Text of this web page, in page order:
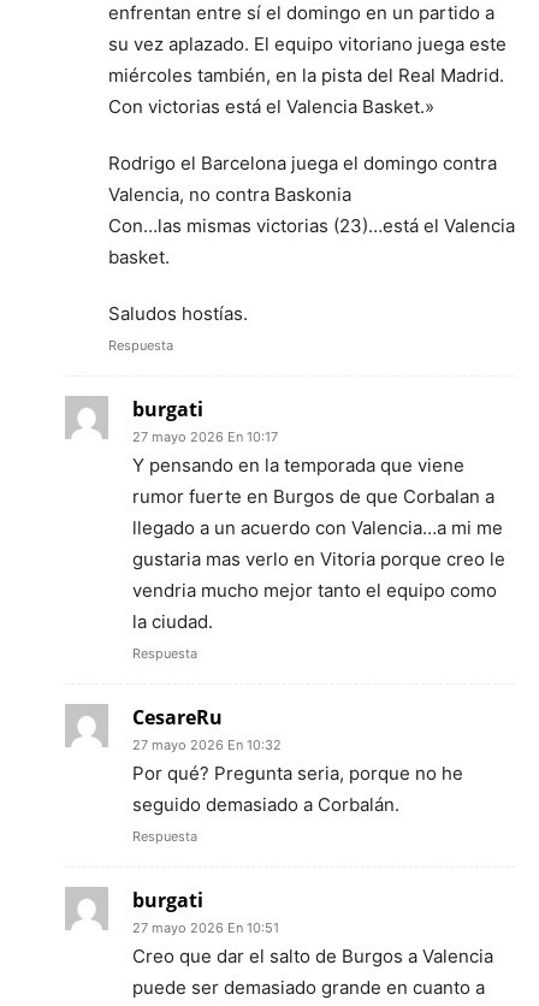
enfrentan entre sí el domingo en un partido a
su vez aplazado. El equipo vitoriano juega este
miércoles también, en la pista del Real Madrid.
Con victorias está el Valencia Basket.»
Rodrigo el Barcelona juega el domingo contra
Valencia, no contra Baskonia
Con…las mismas victorias (23)…está el Valencia
basket.
Saludos hostías.
Respuesta
burgati
27 mayo 2026 En 10:17
Y pensando en la temporada que viene
rumor fuerte en Burgos de que Corbalan a
llegado a un acuerdo con Valencia…a mi me
gustaria mas verlo en Vitoria porque creo le
vendria mucho mejor tanto el equipo como
la ciudad.
Respuesta
CesareRu
27 mayo 2026 En 10:32
Por qué? Pregunta seria, porque no he
seguido demasiado a Corbalán.
Respuesta
burgati
27 mayo 2026 En 10:51
Creo que dar el salto de Burgos a Valencia
puede ser demasiado grande en cuanto a